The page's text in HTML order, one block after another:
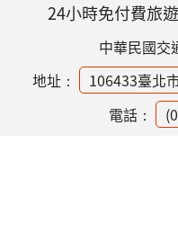
24小時免付費旅
中華民國交
地址：
106433臺北
電話：